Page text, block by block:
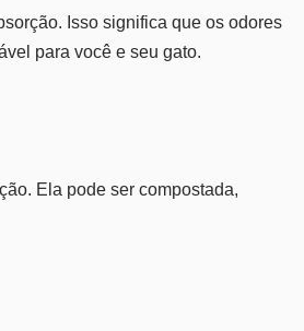
Isso significa que os odores
para você e seu gato.
Ela pode ser compostada,